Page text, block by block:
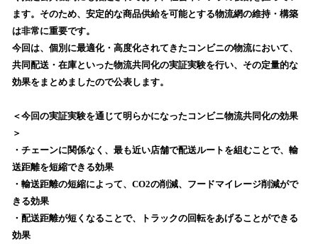
込
み
中
で
す
ます。そのため、安定的な商品供給を可能とする物流網の維持・構築
は非常に重要です。
今回は、個別に最適化・高度化されてきたコンビニの物流において、
共同配送・在庫といった物流共同化の実証実験を行い、その定量的な
効果をまとめましたので公表します。
＜今回の実証実験を通じて明らかになったコンビニ物流共同化の効果
＞
・チェーンに関係なく、最も近い店舗で配送ルートを組むことで、輸
送距離を短縮できる効果
・輸送距離の短縮によって、CO2の削減、フードマイレージ削減がで
きる効果
・配送距離が短くなることで、トラックの回転をあげることができる
効果